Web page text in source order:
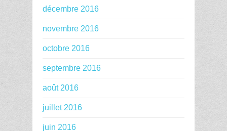
décembre 2016
novembre 2016
octobre 2016
septembre 2016
août 2016
juillet 2016
juin 2016